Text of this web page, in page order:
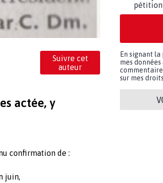
Suivre cet
auteur
actée, y
confirmation de :
juin,
pétition
En signant
mes
sur mes